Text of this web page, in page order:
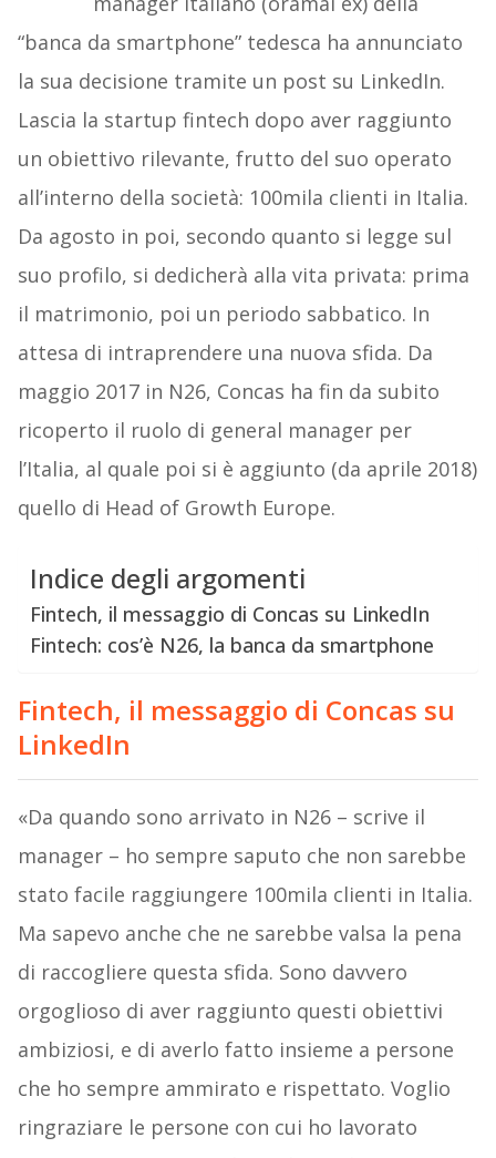
“banca da smartphone” tedesca ha annunciato
la sua decisione tramite un post su LinkedIn.
Lascia la startup fintech dopo aver raggiunto
un obiettivo rilevante, frutto del suo operato
all’interno della società: 100mila clienti in Italia.
Da agosto in poi, secondo quanto si legge sul
suo profilo, si dedicherà alla vita privata: prima
il matrimonio, poi un periodo sabbatico. In
attesa di intraprendere una nuova sfida. Da
maggio 2017 in N26, Concas ha fin da subito
ricoperto il ruolo di general manager per
l’Italia, al quale poi si è aggiunto (da aprile 2018)
quello di Head of Growth Europe.
Indice degli argomenti
Fintech, il messaggio di Concas su LinkedIn
Fintech: cos’è N26, la banca da smartphone
Fintech, il messaggio di Concas su
LinkedIn
«Da quando sono arrivato in N26 – scrive il
manager – ho sempre saputo che non sarebbe
stato facile raggiungere 100mila clienti in Italia.
Ma sapevo anche che ne sarebbe valsa la pena
di raccogliere questa sfida. Sono davvero
orgoglioso di aver raggiunto questi obiettivi
ambiziosi, e di averlo fatto insieme a persone
che ho sempre ammirato e rispettato. Voglio
ringraziare le persone con cui ho lavorato